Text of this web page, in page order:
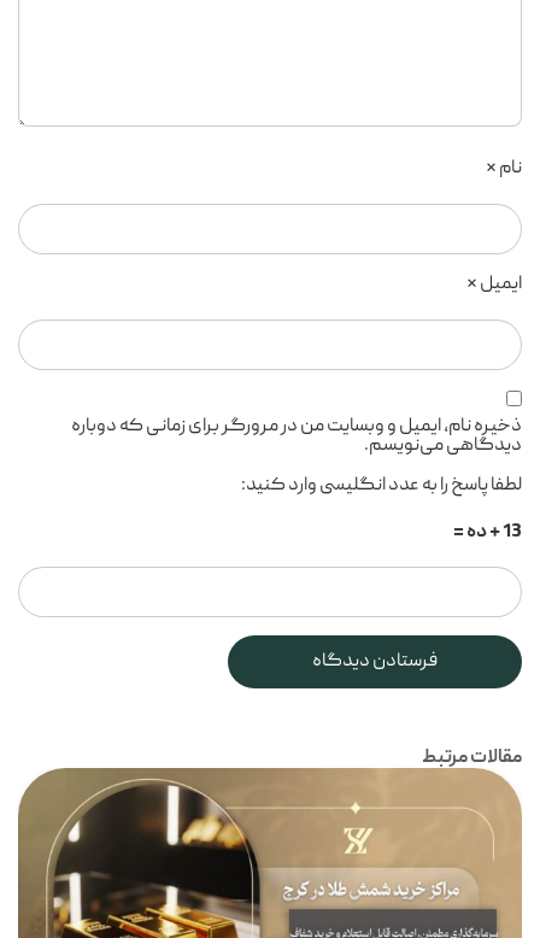
نام*
ایمیل*
ذخیره نام، ایمیل و وبسایت من در مرورگر برای زمانی که دوباره
دیدگاهی می‌نویسم.
لطفا پاسخ را به عدد انگلیسی وارد کنید:
13 + ده =
مقالات مرتبط